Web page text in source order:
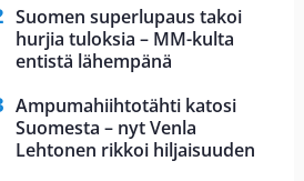
Suomen superlupaus takoi
hurjia tuloksia – MM-kulta
entistä lähempänä
Ampumahiihtotähti katosi
Suomesta – nyt Venla
Lehtonen rikkoi hiljaisuuden